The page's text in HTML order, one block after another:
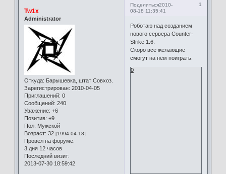
Поделиться 1
2010-
08-18 11:35:41
Tw1x
Administrator
Откуда: Барышевка, штат Совхоз.
Зарегистрирован: 2010-04-05
Приглашений: 0
Сообщений: 240
Уважение: +6
Позитив: +9
Пол: Мужской
Возраст: 32 [1994-04-18]
Провел на форуме:
3 дня 12 часов
Последний визит:
2013-07-30 18:59:42
Роботаю над созданием
нового сервера Counter-
Strike 1.6.
Скоро все желающие
смогут на нём поиграть.
0